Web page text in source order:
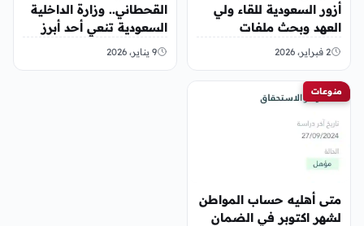
أزور السعودية للقاء ولي
العهد وبحث ملفات
المنطقة
2 فبراير، 2026
القحطاني.. وزارة الداخلية
السعودية تنعي أحد أبرز
قادتها الأمنيين
9 يناير، 2026
منوعات
متى أهليه حساب المواطن
لشهر اكتوبر في الضمان